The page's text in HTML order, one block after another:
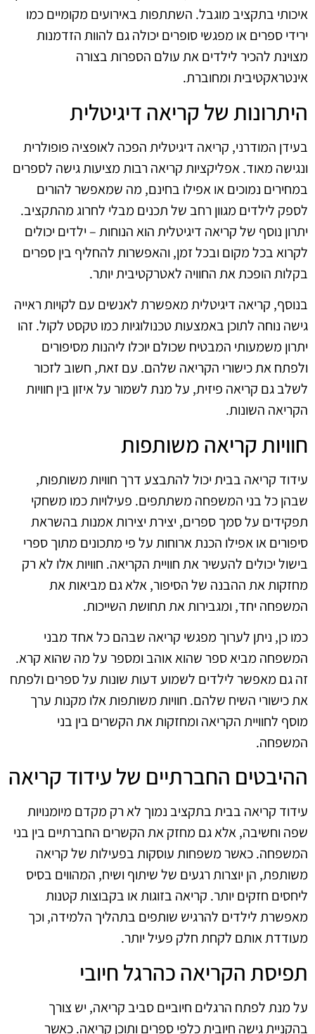
איכותי בתקציב מוגבל. השתתפות באירועים מקומיים כמו
ירידי ספרים או מפגשי סופרים יכולה גם להוות הזדמנות
מצוינת להכיר לילדים את עולם הספרות בצורה
אינטראקטיבית ומחוברת.
היתרונות של קריאה דיגיטלית
בעידן המודרני, קריאה דיגיטלית הפכה לאופציה פופולרית
ונגישה מאוד. אפליקציות קריאה רבות מציעות גישה לספרים
במחירים נמוכים או אפילו בחינם, מה שמאפשר להורים
לספק לילדים מגוון רחב של תכנים מבלי לחרוג מהתקציב.
יתרון נוסף של קריאה דיגיטלית הוא הנוחות – ילדים יכולים
לקרוא בכל מקום ובכל זמן, והאפשרות להחליף בין ספרים
בקלות הופכת את החוויה לאטרקטיבית יותר.
בנוסף, קריאה דיגיטלית מאפשרת לאנשים עם לקויות ראייה
גישה נוחה לתוכן באמצעות טכנולוגיות כמו טקסט לקול. זהו
יתרון משמעותי המבטיח שכולם יוכלו ליהנות מסיפורים
ולפתח את כישורי הקריאה שלהם. עם זאת, חשוב לזכור
לשלב גם קריאה פיזית, על מנת לשמור על איזון בין חוויות
הקריאה השונות.
חוויות קריאה משותפות
עידוד קריאה בבית יכול להתבצע דרך חוויות משותפות,
שבהן כל בני המשפחה משתתפים. פעילויות כמו משחקי
תפקידים על סמך ספרים, יצירת יצירות אמנות בהשראת
סיפורים או אפילו הכנת ארוחות על פי מתכונים מתוך ספרי
בישול יכולים להעשיר את חוויית הקריאה. חוויות אלו לא רק
מחזקות את ההבנה של הסיפור, אלא גם מביאות את
המשפחה יחד, ומגבירות את תחושת השייכות.
כמו כן, ניתן לערוך מפגשי קריאה שבהם כל אחד מבני
המשפחה מביא ספר שהוא אוהב ומספר על מה שהוא קרא.
זה גם מאפשר לילדים לשמוע דעות שונות על ספרים ולפתח
את כישורי השיח שלהם. חוויות משותפות אלו מקנות ערך
מוסף לחוויית הקריאה ומחזקות את הקשרים בין בני
המשפחה.
ההיבטים החברתיים של עידוד קריאה
עידוד קריאה בבית בתקציב נמוך לא רק מקדם מיומנויות
שפה וחשיבה, אלא גם מחזק את הקשרים החברתיים בין בני
המשפחה. כאשר משפחות עוסקות בפעילות של קריאה
משותפת, הן יוצרות רגעים של שיתוף ושיח, המהווים בסיס
ליחסים חזקים יותר. קריאה בזוגות או בקבוצות קטנות
מאפשרת לילדים להרגיש שותפים בתהליך הלמידה, וכך
מעודדת אותם לקחת חלק פעיל יותר.
תפיסת הקריאה כהרגל חיובי
על מנת לפתח הרגלים חיוביים סביב קריאה, יש צורך
בהקניית גישה חיובית כלפי ספרים ותוכן קריאה. כאשר